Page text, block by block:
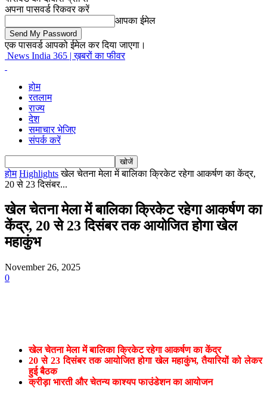
अपना पासवर्ड रिकवर करें
आपका ईमेल
एक पासवर्ड आपको ईमेल कर दिया जाएगा।
News India 365 | ख़बरों का फीवर
होम
रतलाम
राज्य
देश
समाचार भेजिए
संपर्क करें
होम Highlights खेल चेतना मेला में बालिका क्रिकेट रहेगा आकर्षण का केंद्र,
20 से 23 दिसंबर...
खेल चेतना मेला में बालिका क्रिकेट रहेगा आकर्षण का
केंद्र, 20 से 23 दिसंबर तक आयोजित होगा खेल
महाकुंभ
November 26, 2025
0
खेल चेतना मेला में बालिका क्रिकेट रहेगा आकर्षण का केंद्र
20 से 23 दिसंबर तक आयोजित होगा खेल महाकुंभ, तैयारियों को लेकर
हुई बैठक
क्रीड़ा भारती और चेतन्य काश्यप फाउंडेशन का आयोजन